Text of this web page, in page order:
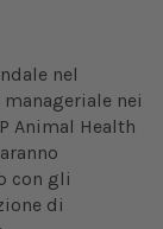
nel
nei
Animal Health
con gli
di